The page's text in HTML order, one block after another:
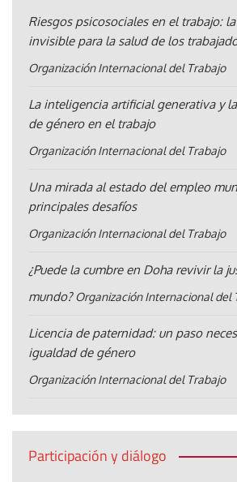
Riesgos psicosociales en el trabajo:
invisible para la salud de los
Organización Internacional del Trabajo
La inteligencia artificial generativa y
de género en el trabajo
Organización Internacional del Trabajo
Una mirada al estado del empleo
principales desafíos
Organización Internacional del Trabajo
¿Puede la cumbre en Doha revivir la
mundo? Organización Internacional del
Licencia de paternidad: un paso
igualdad de género
Organización Internacional del Trabajo
Participación y diálogo